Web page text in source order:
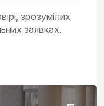
зрозумілих
заявках.